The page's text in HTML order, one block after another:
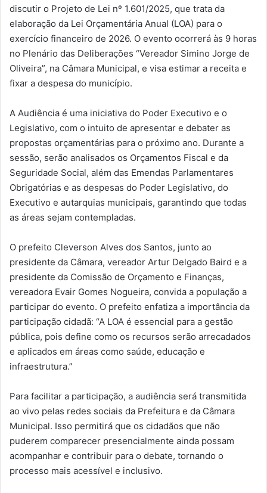
discutir o Projeto de Lei nº 1.601/2025, que trata da
elaboração da Lei Orçamentária Anual (LOA) para o
exercício financeiro de 2026. O evento ocorrerá às 9 horas
no Plenário das Deliberações “Vereador Simino Jorge de
Oliveira”, na Câmara Municipal, e visa estimar a receita e
fixar a despesa do município.
A Audiência é uma iniciativa do Poder Executivo e o
Legislativo, com o intuito de apresentar e debater as
propostas orçamentárias para o próximo ano. Durante a
sessão, serão analisados os Orçamentos Fiscal e da
Seguridade Social, além das Emendas Parlamentares
Obrigatórias e as despesas do Poder Legislativo, do
Executivo e autarquias municipais, garantindo que todas
as áreas sejam contempladas.
O prefeito Cleverson Alves dos Santos, junto ao
presidente da Câmara, vereador Artur Delgado Baird e a
presidente da Comissão de Orçamento e Finanças,
vereadora Evair Gomes Nogueira, convida a população a
participar do evento. O prefeito enfatiza a importância da
participação cidadã: “A LOA é essencial para a gestão
pública, pois define como os recursos serão arrecadados
e aplicados em áreas como saúde, educação e
infraestrutura.”
Para facilitar a participação, a audiência será transmitida
ao vivo pelas redes sociais da Prefeitura e da Câmara
Municipal. Isso permitirá que os cidadãos que não
puderem comparecer presencialmente ainda possam
acompanhar e contribuir para o debate, tornando o
processo mais acessível e inclusivo.